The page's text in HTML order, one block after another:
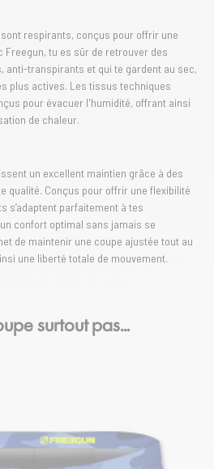
respirants, conçus pour offrir une
Freegun, tu es sûr de retrouver des
anti-transpirants et qui te gardent au sec,
plus actives. Les tissus techniques
pour évacuer l'humidité, offrant ainsi
de chaleur.
un excellent maintien grâce à des
qualité. Conçus pour offrir une flexibilité
s’adaptent parfaitement à tes
confort optimal sans jamais se
de maintenir une coupe ajustée tout au
une liberté totale de mouvement.
surtout pas…